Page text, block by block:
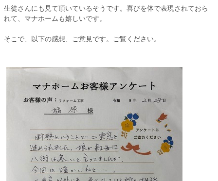
生徒さんにも見て頂いているそうです。喜びを体で表現されておら
れて、マナホームも嬉しいです。
そこで、以下の感想、ご意見です。ご覧ください。